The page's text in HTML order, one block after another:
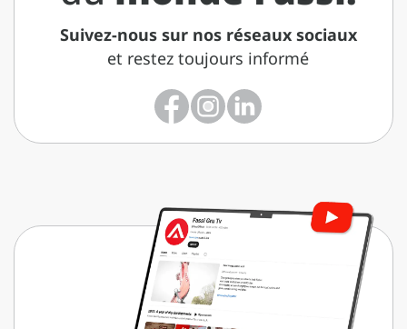
Suivez-nous sur nos réseaux sociaux
et restez toujours informé